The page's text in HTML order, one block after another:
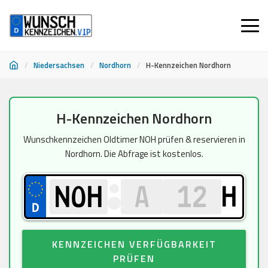
/ Niedersachsen / Nordhorn / H-Kennzeichen Nordhorn
springen
H-Kennzeichen Nordhorn
Wunschkennzeichen Oldtimer NOH prüfen & reservieren in
Nordhorn. Die Abfrage ist kostenlos.
H
KENNZEICHEN VERFÜGBARKEIT
PRÜFEN